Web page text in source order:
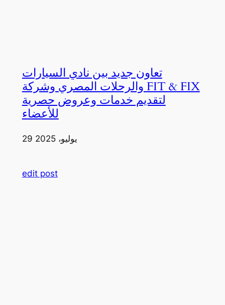
تعاون جديد بين نادي السيارات
والرحلات المصري وشركة FIT & FIX
لتقديم خدمات وعروض حصرية
للأعضاء
29 يوليو، 2025
edit post